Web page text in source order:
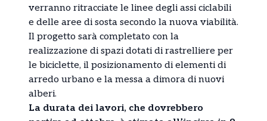
verranno ritracciate le linee degli assi ciclabili
e delle aree di sosta secondo la nuova viabilità.
Il progetto sarà completato con la
realizzazione di spazi dotati di rastrelliere per
le biciclette, il posizionamento di elementi di
arredo urbano e la messa a dimora di nuovi
alberi.
La durata dei lavori, che dovrebbero